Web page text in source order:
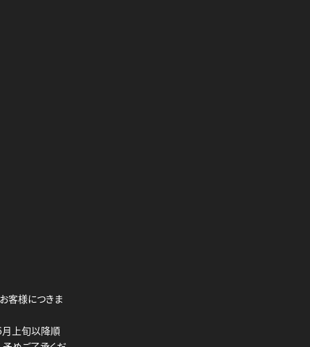
客様につきま
月上旬以降順